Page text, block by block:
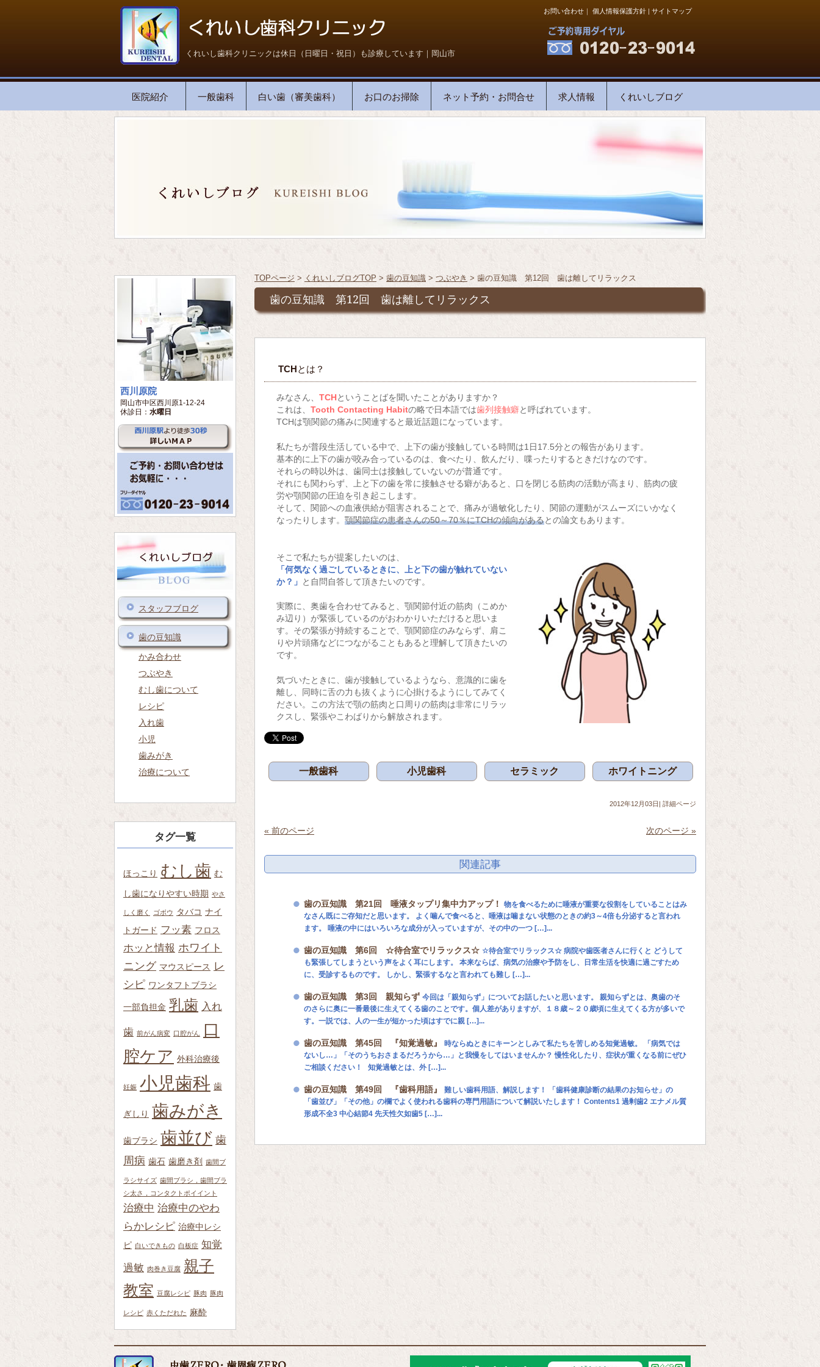
くれいし歯科クリニックは休日（日曜日・祝日）も診療しています｜岡山市
お問い合わせ ｜ 個人情報保護方針 | サイトマップ
医院紹介 一般歯科 白い歯（審美歯科） お口のお掃除 ネット予約・お問合せ 求人情報 くれいしブログ
TOPページ > くれいしブログTOP > 歯の豆知識 > つぶやき > 歯の豆知識 第12回 歯は離してリラックス
歯の豆知識 第12回 歯は離してリラックス
TCHとは？
みなさん、 TCHということばを聞いたことがありますか？
これは、 Tooth Contacting Habitの略で日本語では歯列接触癖と呼ばれています。
TCHは顎関節の痛みに関連すると最近話題になっています。
私たちが普段生活している中で、上下の歯が接触している時間は1日17.5分との報告があります。
基本的に上下の歯が咬み合っているのは、食べたり、飲んだり、喋ったりするときだけなのです。
それらの時以外は、歯同士は接触していないのが普通です。
それにも関わらず、上と下の歯を常に接触させる癖があると、口を閉じる筋肉の活動が高まり、筋肉の疲
労や顎関節の圧迫を引き起こします。
そして、関節への血液供給が阻害されることで、痛みが過敏化したり、関節の運動がスムーズにいかなく
なったりします。 顎関節症の患者さんの50～70％にTCHの傾向があるとの論文もあります。
そこで私たちが提案したいのは、
「何気なく過ごしているときに、上と下の歯が触れていない
か？」 と自問自答して頂きたいのです。
実際に、奥歯を合わせてみると、顎関節付近の筋肉（こめか
み辺り）が緊張しているのがおわかりいただけると思いま
す。その緊張が持続することで、顎関節症のみならず、肩こ
りや片頭痛などにつながることもあると理解して頂きたいの
です。
気づいたときに、歯が接触しているようなら、意識的に歯を
離し、同時に舌の力も抜くように心掛けるようにしてみてく
ださい。この方法で顎の筋肉と口周りの筋肉は非常にリラッ
クスし、緊張やこわばりから解放されます。
一般歯科 小児歯科 セラミック ホワイトニング
2012年12月03日| 詳細ページ
« 前のページ 次のページ »
関連記事
歯の豆知識 第21回 唾液タップリ集中力アップ！ 物を食べるために唾液が重要な役割をしていることはみ
なさん既にご存知だと思います。 よく噛んで食べると、唾液は噛まない状態のときの約3～4倍も分泌すると言われ
ます。 唾液の中にはいろいろな成分が入っていますが、その中の一つ […]...
歯の豆知識 第6回 ☆待合室でリラックス☆ ☆待合室でリラックス☆ 病院や歯医者さんに行くと どうして
も緊張してしまうという声をよく耳にします。 本来ならば、病気の治療や予防をし、日常生活を快適に過ごすため
に、受診するものです。 しかし、緊張するなと言われても難し […]...
歯の豆知識 第3回 親知らず 今回は「親知らず」についてお話したいと思います。 親知らずとは、奥歯のそ
のさらに奥に一番最後に生えてくる歯のことです。個人差がありますが、１８歳～２０歳頃に生えてくる方が多いで
す。一説では、人の一生が短かった頃はすでに親 […]...
歯の豆知識 第45回 『知覚過敏』 時ならぬときにキーンとしみて私たちを苦しめる知覚過敏。 「病気では
ないし…」「そのうちおさまるだろうから…」と我慢をしてはいませんか？ 慢性化したり、症状が重くなる前にぜひ
ご相談ください！ 知覚過敏とは、外 […]...
歯の豆知識 第49回 『歯科用語』 難しい歯科用語、解説します！ 「歯科健康診断の結果のお知らせ」の
「歯並び」「その他」の欄でよく使われる歯科の専門用語について解説いたします！ Contents1 過剰歯2 エナメル質
形成不全3 中心結節4 先天性欠如歯5 […]...
西川原院
岡山市中区西川原1-12-24
休診日： 水曜日
スタッフブログ
歯の豆知識
かみ合わせ
つぶやき
むし歯について
レシピ
入れ歯
小児
歯みがき
治療について
タグ一覧
ほっこり むし歯 む
し歯になりやすい時期 やさ
しく磨く ゴボウ タバコ ナイ
トガード フッ素 フロス
ホッと情報 ホワイト
ニング マウスピース レ
シピ ワンタフトブラシ
一部負担金 乳歯 入れ
歯 前がん病変 口腔がん
口
腔ケア 外科治療後
妊娠 小児歯科 歯
ぎしり 歯みがき
歯ブラシ 歯並び 歯
周病 歯石 歯磨き剤 歯間ブ
ラシサイズ 歯間ブラシ，歯間ブラ
シ太さ，コンタクトポイイント
治療中 治療中のやわ
らかレシピ 治療中レシ
ピ 白いできもの 白板症 知覚
過敏 肉巻き豆腐 親子
教室 豆腐レシピ 豚肉 豚肉
レシピ 赤くただれた 麻酔